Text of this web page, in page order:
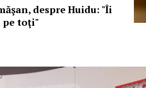
despre Huidu: "Îi
pe toţi"